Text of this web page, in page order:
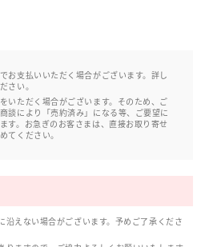
お支払いいただく場合がございます。詳し
さい。
いただく場合がございます。そのため、ご
談により「売約済み」になる等、ご要望に
す。お急ぎのお客さまは、直接お取り寄せ
てください。
沿えない場合がございます。予めご了承くださ